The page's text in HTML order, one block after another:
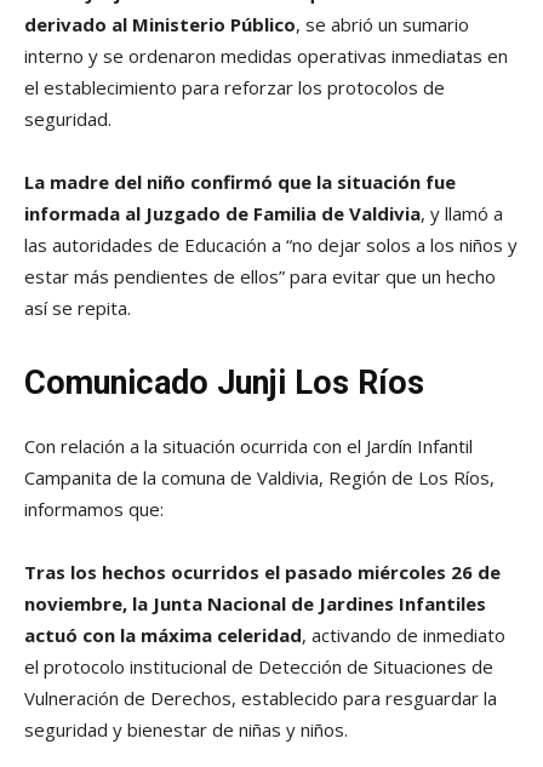
derivado al Ministerio Público, se abrió un sumario
interno y se ordenaron medidas operativas inmediatas en
el establecimiento para reforzar los protocolos de
seguridad.
La madre del niño confirmó que la situación fue
informada al Juzgado de Familia de Valdivia, y llamó a
las autoridades de Educación a “no dejar solos a los niños y
estar más pendientes de ellos” para evitar que un hecho
así se repita.
Comunicado Junji Los Ríos
Con relación a la situación ocurrida con el Jardín Infantil
Campanita de la comuna de Valdivia, Región de Los Ríos,
informamos que:
Tras los hechos ocurridos el pasado miércoles 26 de
noviembre, la Junta Nacional de Jardines Infantiles
actuó con la máxima celeridad, activando de inmediato
el protocolo institucional de Detección de Situaciones de
Vulneración de Derechos, establecido para resguardar la
seguridad y bienestar de niñas y niños.